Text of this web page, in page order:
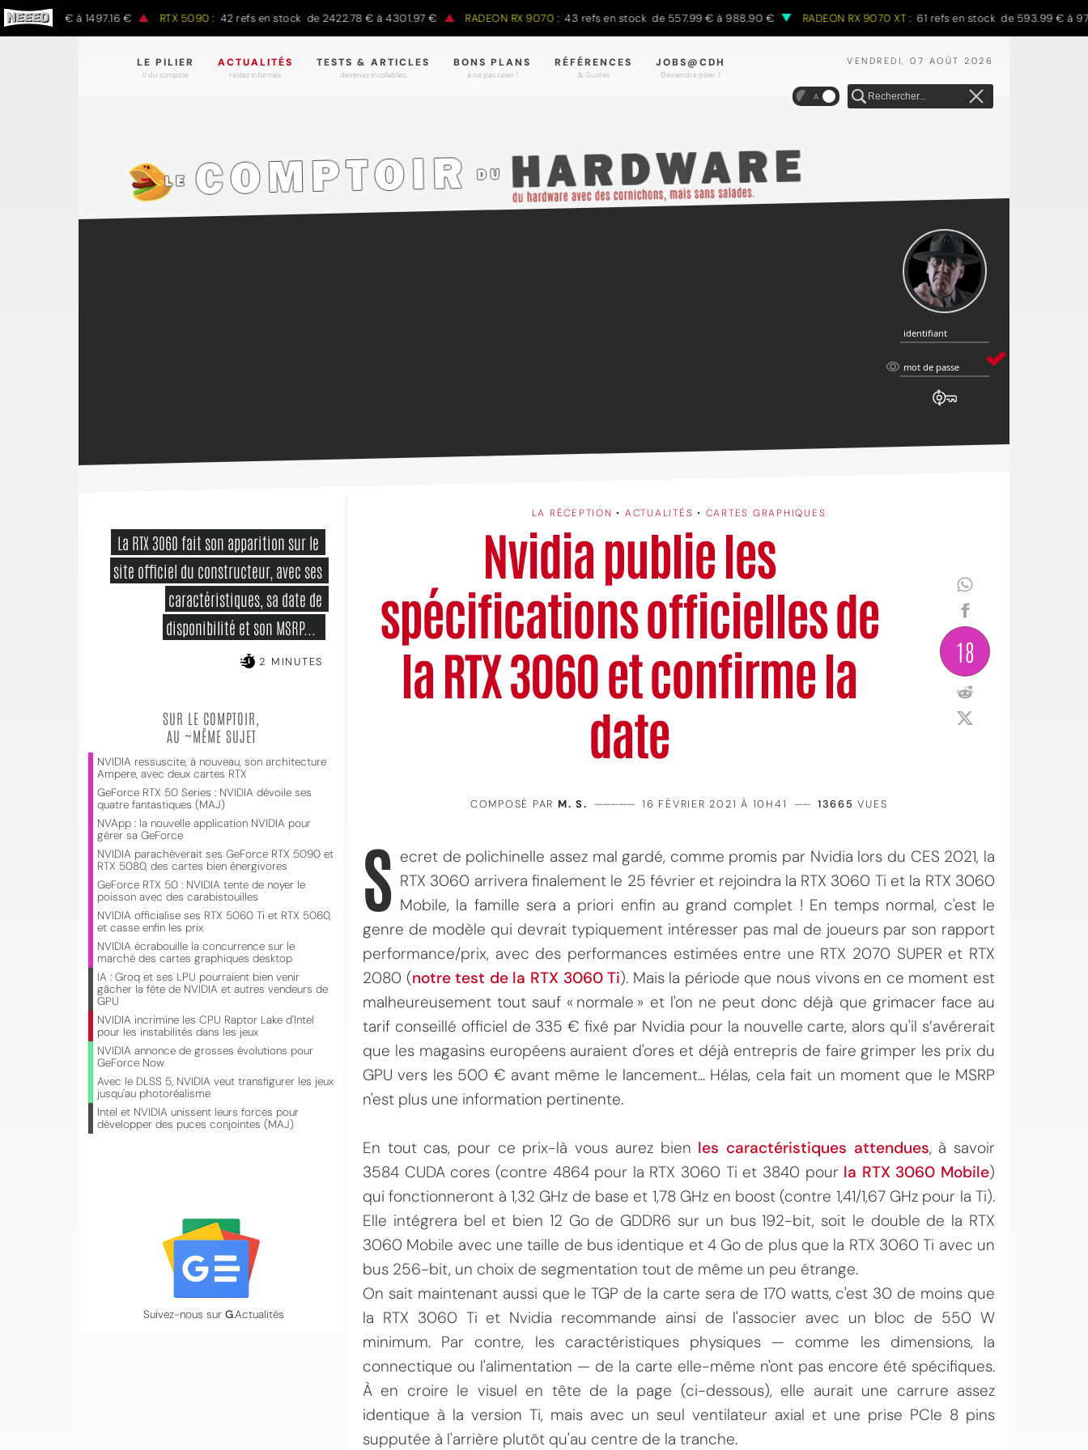
€ à 1497.16 € RTX 5090 : 42 refs en stock de 2422.78 € à 4301.97 € RADEON RX 9070 : 43 refs en stock de 557.99 € à 988.90 € RADEON RX 9070 XT : 61 refs en stock de 593.99 € à
VENDREDI, 07 AOÛT 2026
LE PILIER
// du comptoir
ACTUALITÉS
restez informés.
TESTS & ARTICLES
devenez incollables.
BONS PLANS
à ne pas rater !
RÉFÉRENCES
& Guides
JOBS@CDH
Deviendre pilier ?
A
identifiant
identifiant
mot
mot de passe
LA RÉCEPTION • ACTUALITÉS • CARTES GRAPHIQUES
Nvidia publie les
spécifications officielles de
la RTX 3060 et confirme la
date
18
COMPOSÉ PAR M. S. ————— 16 FÉVRIER 2021 À 10H41 —— 13665 VUES
S ecret de polichinelle assez mal gardé, comme promis par Nvidia lors du CES 2021, la
RTX 3060 arrivera finalement le 25 février et rejoindra la RTX 3060 Ti et la RTX 3060
Mobile, la famille sera a priori enfin au grand complet ! En temps normal, c'est le
genre de modèle qui devrait typiquement intéresser pas mal de joueurs par son rapport
performance/prix, avec des performances estimées entre une RTX 2070 SUPER et RTX
2080 (notre test de la RTX 3060 Ti). Mais la période que nous vivons en ce moment est
malheureusement tout sauf « normale » et l'on ne peut donc déjà que grimacer face au
tarif conseillé officiel de 335 € fixé par Nvidia pour la nouvelle carte, alors qu'il s’avérerait
que les magasins européens auraient d'ores et déjà entrepris de faire grimper les prix du
GPU vers les 500 € avant même le lancement... Hélas, cela fait un moment que le MSRP
n'est plus une information pertinente.
En tout cas, pour ce prix-là vous aurez bien les caractéristiques attendues, à savoir
3584 CUDA cores (contre 4864 pour la RTX 3060 Ti et 3840 pour la RTX 3060 Mobile)
qui fonctionneront à 1,32 GHz de base et 1,78 GHz en boost (contre 1,41/1,67 GHz pour la Ti).
Elle intégrera bel et bien 12 Go de GDDR6 sur un bus 192-bit, soit le double de la RTX
3060 Mobile avec une taille de bus identique et 4 Go de plus que la RTX 3060 Ti avec un
bus 256-bit, un choix de segmentation tout de même un peu étrange.
On sait maintenant aussi que le TGP de la carte sera de 170 watts, c'est 30 de moins que
la RTX 3060 Ti et Nvidia recommande ainsi de l'associer avec un bloc de 550 W
minimum. Par contre, les caractéristiques physiques — comme les dimensions, la
connectique ou l'alimentation — de la carte elle-même n'ont pas encore été spécifiques.
À en croire le visuel en tête de la page (ci-dessous), elle aurait une carrure assez
identique à la version Ti, mais avec un seul ventilateur axial et une prise PCIe 8 pins
supputée à l'arrière plutôt qu'au centre de la tranche.
site officiel du constructeur, avec ses
caractéristiques, sa date de
disponibilité et son MSRP...
2 MINUTES
SUR LE COMPTOIR,
AU ~MÊME SUJET
NVIDIA ressuscite, à nouveau, son architecture
Ampere, avec deux cartes RTX
GeForce RTX 50 Series : NVIDIA dévoile ses
quatre fantastiques (MAJ)
NVApp : la nouvelle application NVIDIA pour
gérer sa GeForce
NVIDIA parachèverait ses GeForce RTX 5090 et
RTX 5080, des cartes bien énergivores
GeForce RTX 50 : NVIDIA tente de noyer le
poisson avec des carabistouilles
NVIDIA officialise ses RTX 5060 Ti et RTX 5060,
et casse enfin les prix
NVIDIA écrabouille la concurrence sur le
marché des cartes graphiques desktop
IA : Groq et ses LPU pourraient bien venir
gâcher la fête de NVIDIA et autres vendeurs de
GPU
NVIDIA incrimine les CPU Raptor Lake d'Intel
pour les instabilités dans les jeux
NVIDIA annonce de grosses évolutions pour
GeForce Now
Avec le DLSS 5, NVIDIA veut transfigurer les jeux
jusqu'au photoréalisme
Intel et NVIDIA unissent leurs forces pour
développer des puces conjointes (MAJ)
Suivez-nous sur G.Actualités